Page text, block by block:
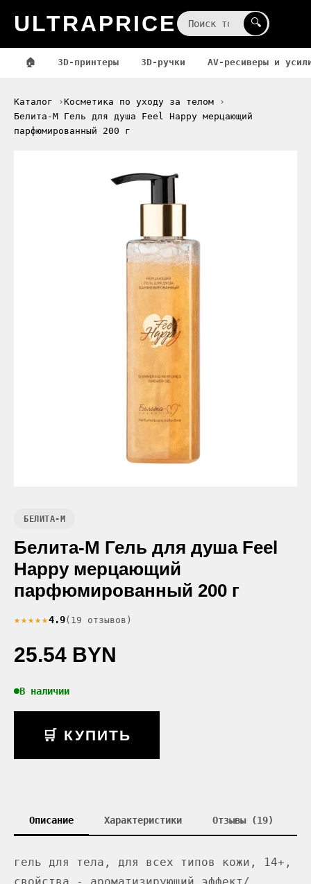
ULTRAPRICE 🔍
🏠 3D-принтеры 3D-ручки AV-ресиверы и
Каталог
Косметика по уходу за телом
Белита-М Гель для душа Feel Happy мерцающий
парфюмированный 200 г
БЕЛИТА-М
Белита-М Гель для душа Feel
Happy мерцающий
парфюмированный 200 г
★★★★★4.9(19 отзывов)
25.54 BYN
В наличии
🛒 КУПИТЬ
Описание Характеристики Отзывы (19)
гель для тела, для всех типов кожи, 14+,